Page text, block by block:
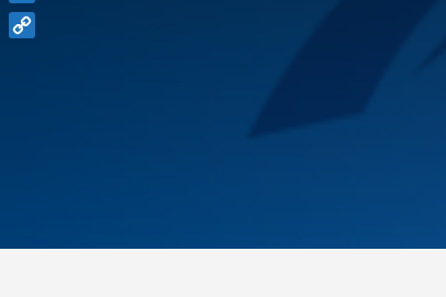
Telegram